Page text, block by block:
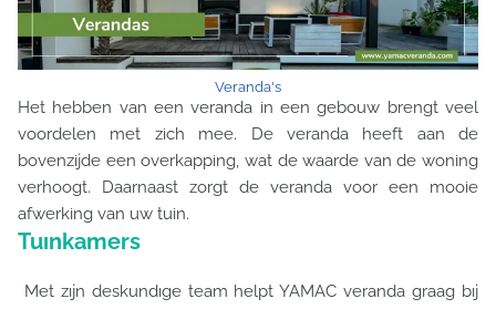
Veranda's
Het hebben van een veranda in een gebouw brengt veel
voordelen met zich mee. De veranda heeft aan de
bovenzijde een overkapping, wat de waarde van de woning
verhoogt. Daarnaast zorgt de veranda voor een mooie
afwerking van uw tuin.
Tuınkamers
Met zıjn deskundıge team helpt YAMAC veranda graag bıj